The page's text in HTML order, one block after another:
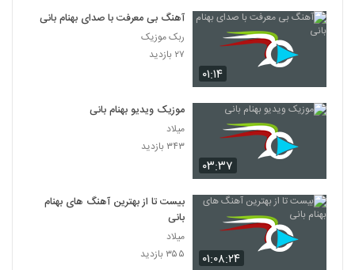
۰۱:۱۴
آهنگ بی معرفت با صدای بهنام بانی
ربک موزیک
۲۷ بازدید
۰۳:۳۷
موزیک ویدیو بهنام بانی
میلاد
۳۴۳ بازدید
۰۱:۰۸:۲۴
بیست تا از بهترین آهنگ های بهنام
بانی
میلاد
۳۵۵ بازدید